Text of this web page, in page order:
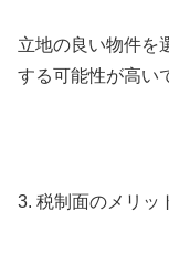
立地の良い物件を
する可能性が高い
3. 税制面のメリッ